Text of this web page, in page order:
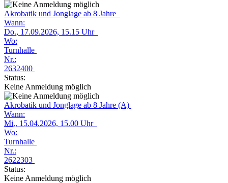
Akrobatik und Jonglage ab 8 Jahre
Wann:
Do., 17.09.2026, 15.15 Uhr
Wo:
Turnhalle
Nr.:
2632400
Status:
Keine Anmeldung möglich
Akrobatik und Jonglage ab 8 Jahre (A)
Wann:
Mi., 15.04.2026, 15.00 Uhr
Wo:
Turnhalle
Nr.:
2622303
Status:
Keine Anmeldung möglich